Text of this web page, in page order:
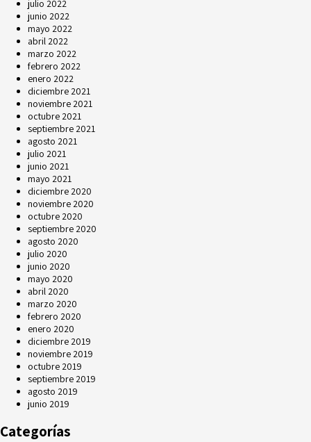
julio 2022
junio 2022
mayo 2022
abril 2022
marzo 2022
febrero 2022
enero 2022
diciembre 2021
noviembre 2021
octubre 2021
septiembre 2021
agosto 2021
julio 2021
junio 2021
mayo 2021
diciembre 2020
noviembre 2020
octubre 2020
septiembre 2020
agosto 2020
julio 2020
junio 2020
mayo 2020
abril 2020
marzo 2020
febrero 2020
enero 2020
diciembre 2019
noviembre 2019
octubre 2019
septiembre 2019
agosto 2019
junio 2019
Categorías